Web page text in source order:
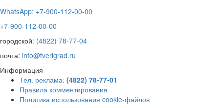
WhatsApp: +7-900-112-00-00
+7-900-112-00-00
городской: (4822) 78-77-04
почта: info@tverigrad.ru
Информация
Тел. реклама: (4822) 78-77-01
Правила комментирования
Политика использования cookie-файлов